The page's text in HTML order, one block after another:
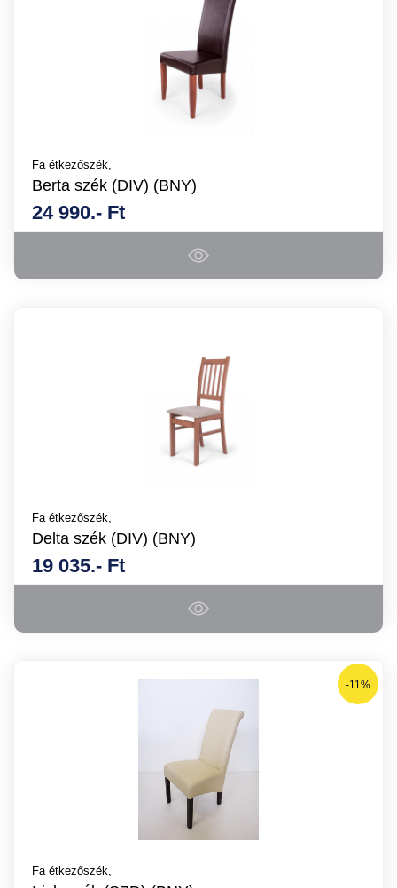
Fa étkezőszék,
Berta szék (DIV) (BNY)
24 990.- Ft
Fa étkezőszék,
Delta szék (DIV) (BNY)
19 035.- Ft
-11%
Fa étkezőszék,